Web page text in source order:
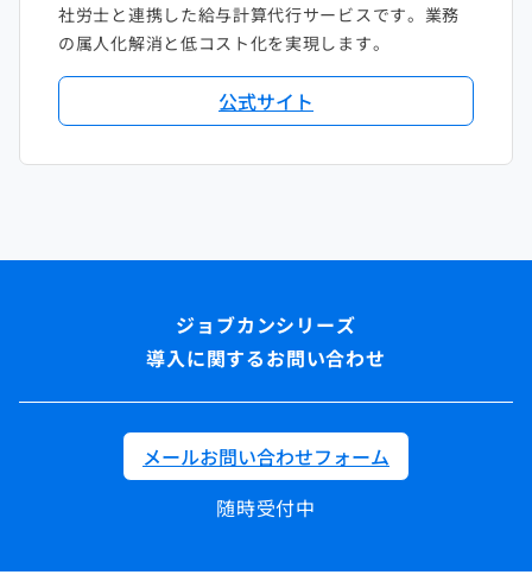
社労士と連携した給与計算代行サービスです。業務
の属人化解消と低コスト化を実現します。
公式サイト
導入に関するお問い合わせ
メールお問い合わせフォーム
随時受付中